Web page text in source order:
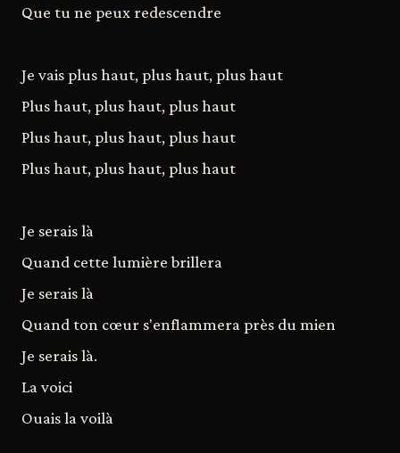
Que tu ne peux redescendre
Je vais plus haut, plus haut, plus haut
Plus haut, plus haut, plus haut
Plus haut, plus haut, plus haut
Plus haut, plus haut, plus haut
Je serais là
Quand cette lumière brillera
Je serais là
Quand ton cœur s'enflammera près du mien
Je serais là.
La voici
Ouais la voilà